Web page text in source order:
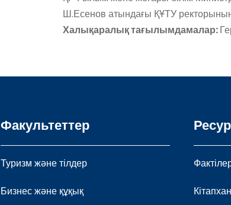
Ш.Есенов атындағы ҚҰТУ
Халықаралық тағылымдамалар:
Факультеттер
Туризм және тілдер
Бизнес және құқық